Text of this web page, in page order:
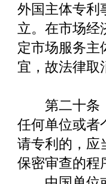
外国主体专利
立。在市场经
定市场服务主
宜，故法律取
第二十条
任何单位或者
请专利的，应
保密审查的程